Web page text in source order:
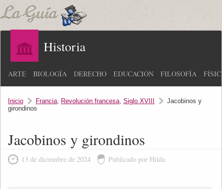
Historia
ARTE BIOLOGÍA DERECHO EDUCACIÓN FILOSOFÍA
Inicio Francia, Revolución francesa, Siglo XVIII
Jacobinos y
girondinos
Jacobinos y girondinos
13 de diciembre de 2024 Publicado por Hilda